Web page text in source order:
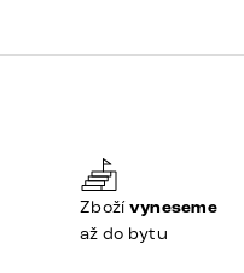
Zbožívyneseme
až do bytu